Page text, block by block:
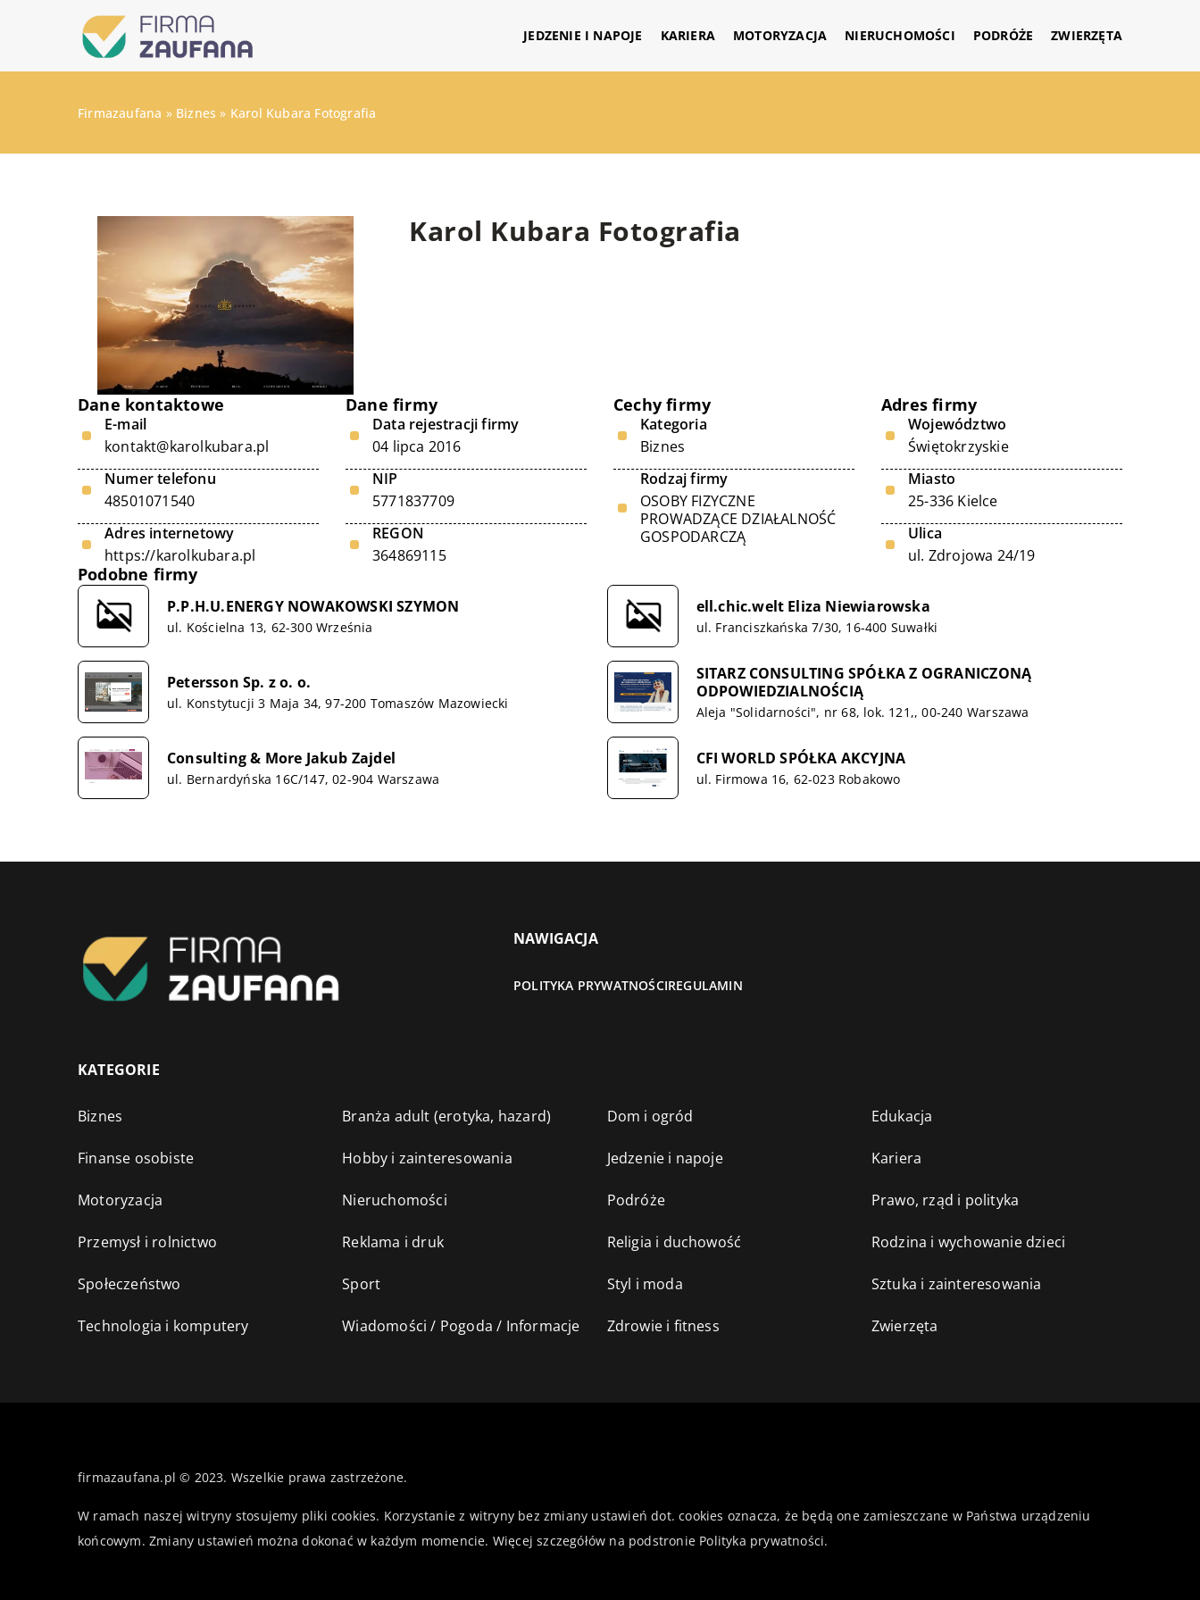
JEDZENIE I NAPOJE KARIERA MOTORYZACJA NIERUCHOMOŚCI PODRÓŻE ZWIERZĘTA
Firmazaufana » Biznes » Karol Kubara Fotografia
Karol Kubara Fotografia
Dane kontaktowe
E-mail
kontakt@karolkubara.pl
Numer telefonu
48501071540
Adres internetowy
https://karolkubara.pl
Dane firmy
Data rejestracji firmy
04 lipca 2016
NIP
5771837709
REGON
364869115
Cechy firmy
Kategoria
Biznes
Rodzaj firmy
OSOBY FIZYCZNE
PROWADZĄCE DZIAŁALNOŚĆ
GOSPODARCZĄ
Adres firmy
Województwo
Świętokrzyskie
Miasto
25-336 Kielce
Ulica
ul. Zdrojowa 24/19
Podobne firmy
P.P.H.U.ENERGY NOWAKOWSKI SZYMON
ul. Kościelna 13, 62-300 Września
ell.chic.welt Eliza Niewiarowska
ul. Franciszkańska 7/30, 16-400 Suwałki
Petersson Sp. z o. o.
ul. Konstytucji 3 Maja 34, 97-200 Tomaszów Mazowiecki
SITARZ CONSULTING SPÓŁKA Z OGRANICZONĄ
ODPOWIEDZIALNOŚCIĄ
Aleja "Solidarności", nr 68, lok. 121,, 00-240 Warszawa
Consulting & More Jakub Zajdel
ul. Bernardyńska 16C/147, 02-904 Warszawa
CFI WORLD SPÓŁKA AKCYJNA
ul. Firmowa 16, 62-023 Robakowo
NAWIGACJA
POLITYKA PRYWATNOŚCIREGULAMIN
KATEGORIE
Biznes Branża adult (erotyka, hazard) Dom i ogród Edukacja
Finanse osobiste Hobby i zainteresowania Jedzenie i napoje Kariera
Motoryzacja Nieruchomości Podróże Prawo, rząd i polityka
Przemysł i rolnictwo Reklama i druk Religia i duchowość Rodzina i wychowanie dzieci
Społeczeństwo Sport Styl i moda Sztuka i zainteresowania
Technologia i komputery Wiadomości / Pogoda / Informacje Zdrowie i fitness Zwierzęta
firmazaufana.pl © 2023. Wszelkie prawa zastrzeżone.
W ramach naszej witryny stosujemy pliki cookies. Korzystanie z witryny bez zmiany ustawień dot. cookies oznacza, że będą one zamieszczane w Państwa urządzeniu
końcowym. Zmiany ustawień można dokonać w każdym momencie. Więcej szczegółów na podstronie Polityka prywatności.